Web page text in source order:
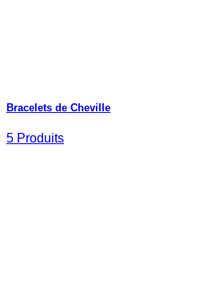
Bracelets de Cheville
5 Produits